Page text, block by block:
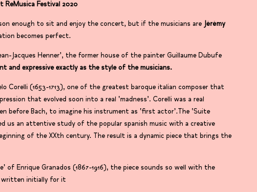
ReMusica Festival 2020
enough to sit and enjoy the concert, but if the musicians are Jérémy
becomes perfect.
Jacques Henner’, the former house of the painter Guillaume Dubufe
and expressive exactly as the style of the musicians.
Corelli (1653-1713), one of the greatest baroque italian composer that
that evolved soon into a real ‘madness’. Corelli was a real
before Bach, to imagine his instrument as ‘first actor’.The ‘Suite
us an attentive study of the popular spanish music with a creative
of the XXth century. The result is a dynamic piece that brings the
of Enrique Granados (1867-1916), the piece sounds so well with the
initially for it